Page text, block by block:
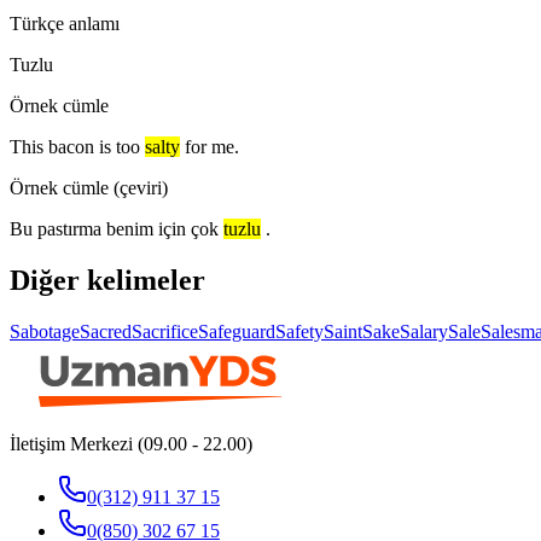
Türkçe anlamı
Tuzlu
Örnek cümle
This bacon is too salty for me.
Örnek cümle (çeviri)
Bu pastırma benim için çok tuzlu .
Diğer kelimeler
SabotageSacredSacrificeSafeguardSafetySaintSakeSalarySale
İletişim Merkezi (09.00 - 22.00)
0(312) 911 37 15
0(850) 302 67 15